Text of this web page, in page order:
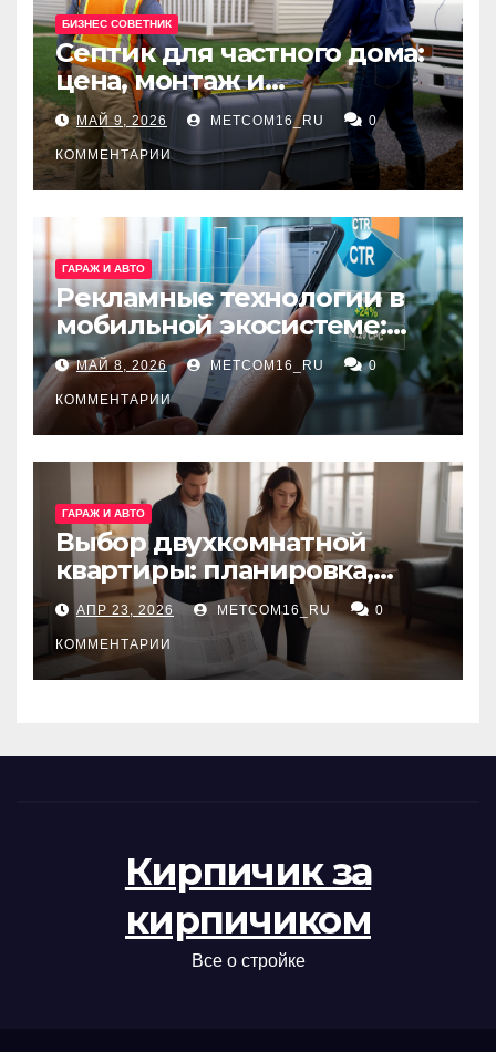
БИЗНЕС СОВЕТНИК
Септик для частного дома:
цена, монтаж и
организация автономной
канализации
МАЙ 9, 2026 METCOM16_RU 0
КОММЕНТАРИИ
ГАРАЖ И АВТО
Рекламные технологии в
мобильной экосистеме:
ключевые сервисы и
принципы работы
МАЙ 8, 2026 METCOM16_RU 0
КОММЕНТАРИИ
ГАРАЖ И АВТО
Выбор двухкомнатной
квартиры: планировка,
состояние жилья и
проверка документов
АПР 23, 2026 METCOM16_RU 0
КОММЕНТАРИИ
Кирпичик за
кирпичиком
Все о стройке